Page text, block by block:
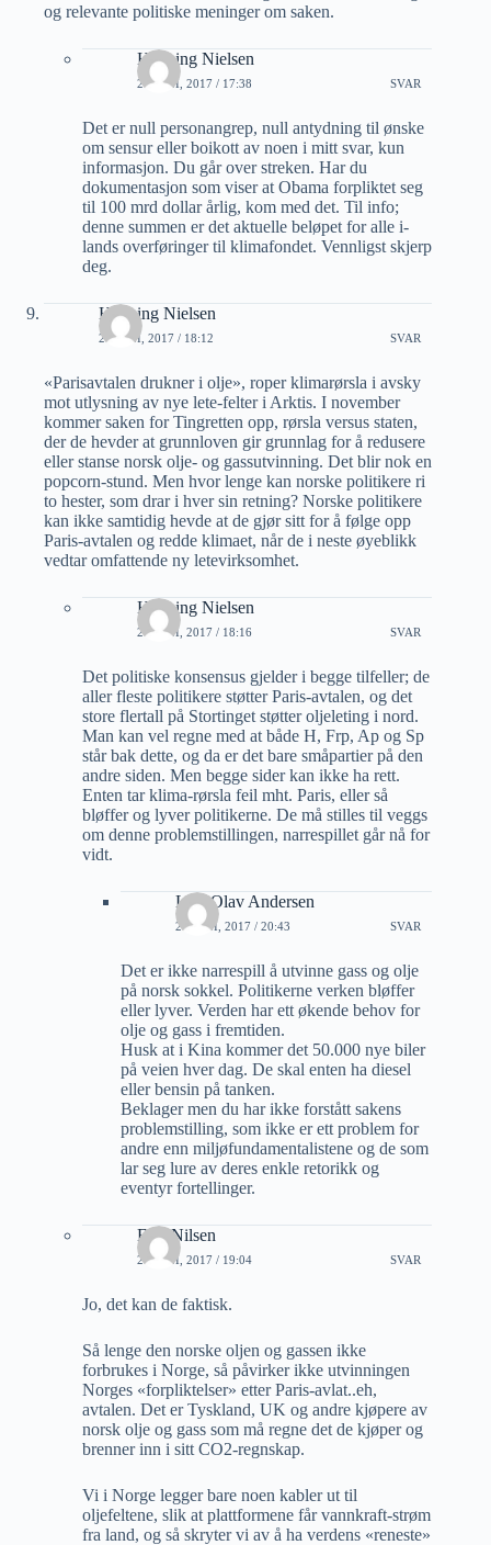
og relevante politiske meninger om saken.
Henning Nielsen
21 JUNI, 2017 / 17:38 SVAR
Det er null personangrep, null antydning til ønske
om sensur eller boikott av noen i mitt svar, kun
informasjon. Du går over streken. Har du
dokumentasjon som viser at Obama forpliktet seg
til 100 mrd dollar årlig, kom med det. Til info;
denne summen er det aktuelle beløpet for alle i-
lands overføringer til klimafondet. Vennligst skjerp
deg.
Henning Nielsen
21 JUNI, 2017 / 18:12 SVAR
«Parisavtalen drukner i olje», roper klimarørsla i avsky
mot utlysning av nye lete-felter i Arktis. I november
kommer saken for Tingretten opp, rørsla versus staten,
der de hevder at grunnloven gir grunnlag for å redusere
eller stanse norsk olje- og gassutvinning. Det blir nok en
popcorn-stund. Men hvor lenge kan norske politikere ri
to hester, som drar i hver sin retning? Norske politikere
kan ikke samtidig hevde at de gjør sitt for å følge opp
Paris-avtalen og redde klimaet, når de i neste øyeblikk
vedtar omfattende ny letevirksomhet.
Henning Nielsen
21 JUNI, 2017 / 18:16 SVAR
Det politiske konsensus gjelder i begge tilfeller; de
aller fleste politikere støtter Paris-avtalen, og det
store flertall på Stortinget støtter oljeleting i nord.
Man kan vel regne med at både H, Frp, Ap og Sp
står bak dette, og da er det bare småpartier på den
andre siden. Men begge sider kan ikke ha rett.
Enten tar klima-rørsla feil mht. Paris, eller så
bløffer og lyver politikerne. De må stilles til veggs
om denne problemstillingen, narrespillet går nå for
vidt.
Lars Olav Andersen
21 JUNI, 2017 / 20:43 SVAR
Det er ikke narrespill å utvinne gass og olje
på norsk sokkel. Politikerne verken bløffer
eller lyver. Verden har ett økende behov for
olje og gass i fremtiden.
Husk at i Kina kommer det 50.000 nye biler
på veien hver dag. De skal enten ha diesel
eller bensin på tanken.
Beklager men du har ikke forstått sakens
problemstilling, som ikke er ett problem for
andre enn miljøfundamentalistene og de som
lar seg lure av deres enkle retorikk og
eventyr fortellinger.
Erik Nilsen
21 JUNI, 2017 / 19:04 SVAR
Jo, det kan de faktisk.
Så lenge den norske oljen og gassen ikke
forbrukes i Norge, så påvirker ikke utvinningen
Norges «forpliktelser» etter Paris-avlat..eh,
avtalen. Det er Tyskland, UK og andre kjøpere av
norsk olje og gass som må regne det de kjøper og
brenner inn i sitt CO2-regnskap.
Vi i Norge legger bare noen kabler ut til
oljefeltene, slik at plattformene får vannkraft-strøm
fra land, og så skryter vi av å ha verdens «reneste»